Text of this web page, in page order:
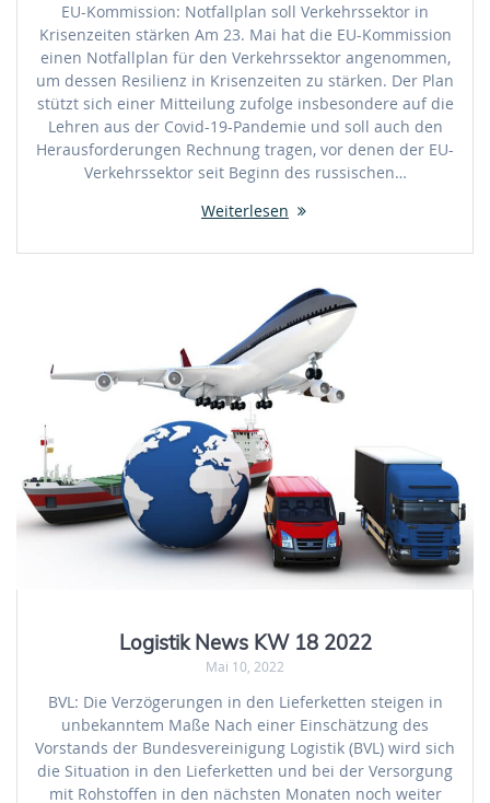
EU-Kommission: Notfallplan soll Verkehrssektor in
Krisenzeiten stärken Am 23. Mai hat die EU-Kommission
einen Notfallplan für den Verkehrssektor angenommen,
um dessen Resilienz in Krisenzeiten zu stärken. Der Plan
stützt sich einer Mitteilung zufolge insbesondere auf die
Lehren aus der Covid-19-Pandemie und soll auch den
Herausforderungen Rechnung tragen, vor denen der EU-
Verkehrssektor seit Beginn des russischen…
Weiterlesen
Logistik News KW 18 2022
Mai 10, 2022
BVL: Die Verzögerungen in den Lieferketten steigen in
unbekanntem Maße Nach einer Einschätzung des
Vorstands der Bundesvereinigung Logistik (BVL) wird sich
die Situation in den Lieferketten und bei der Versorgung
mit Rohstoffen in den nächsten Monaten noch weiter